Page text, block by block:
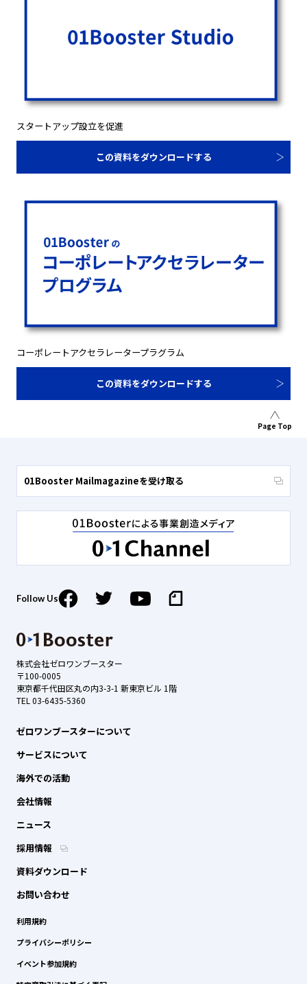
スタートアップ設立を促進
この資料をダウンロードする
コーポレートアクセラレータープラグラム
この資料をダウンロードする
Page Top
株式会社ゼロワンブースター
〒100-0005
東京都千代田区丸の内3-3-1 新東京ビル 1階
TEL 03-6435-5360
ゼロワンブースターについて
サービスについて
海外での活動
会社情報
ニュース
採用情報
資料ダウンロード
お問い合わせ
利用規約
プライバシーポリシー
イベント参加規約
01Booster Mailmagazineを受け取る
Follow Us